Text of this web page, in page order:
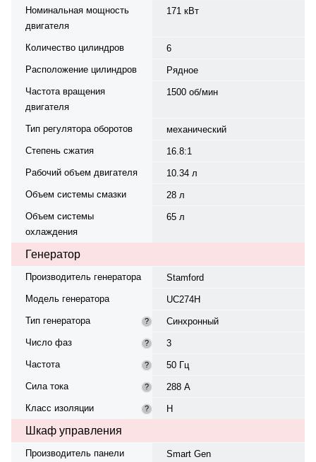
Номинальная мощность
двигателя
171 кВт
Количество цилиндров
6
Расположение цилиндров
Рядное
Частота вращения
двигателя
1500 об/мин
Тип регулятора оборотов
механический
Степень сжатия
16.8:1
Рабочий объем двигателя
10.34 л
Объем системы смазки
28 л
Объем системы
охлаждения
65 л
Генератор
Производитель генератора
Stamford
Модель генератора
UC274H
Тип генератора
?
Синхронный
Число фаз
?
3
Частота
?
50 Гц
Сила тока
?
288 А
Класс изоляции
? H
Шкаф управления
Производитель панели
Smart Gen